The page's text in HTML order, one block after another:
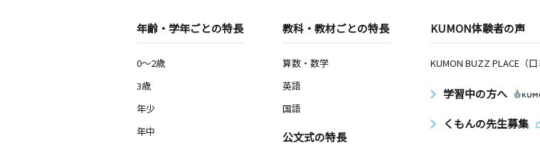
年齢・学年ごとの特長
0～2歳
3歳
年少
年中
教科・教材ごとの特長
算数・数学
英語
国語
公文式の特長
KUMON体験者の声
KUMON BUZZ PLACE（口
学習中の方へ
くもんの先生募集